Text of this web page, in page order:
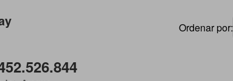
Ordenar por: